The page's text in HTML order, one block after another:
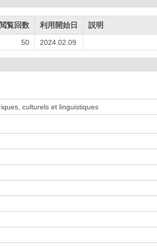
閲覧回数 利用開始日 説明
50 2024.02.09
culturels et linguistiques